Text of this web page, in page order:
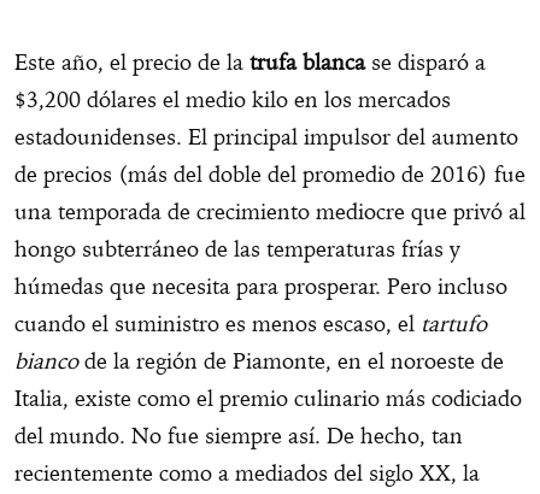
Este año, el precio de la trufa blancase disparó a
$3,200 dólares el medio kilo en los mercados
estadounidenses. El principal impulsor del aumento
de precios (más del doble del promedio de 2016) fue
una temporada de crecimiento mediocre que privó al
hongo subterráneo de las temperaturas frías y
húmedas que necesita para prosperar. Pero incluso
cuando el suministro es menos escaso, el tartufo
biancode la región de Piamonte, en el noroeste de
Italia, existe como el premio culinario más codiciado
del mundo. No fue siempre así. De hecho, tan
recientemente como a mediados del siglo XX, la